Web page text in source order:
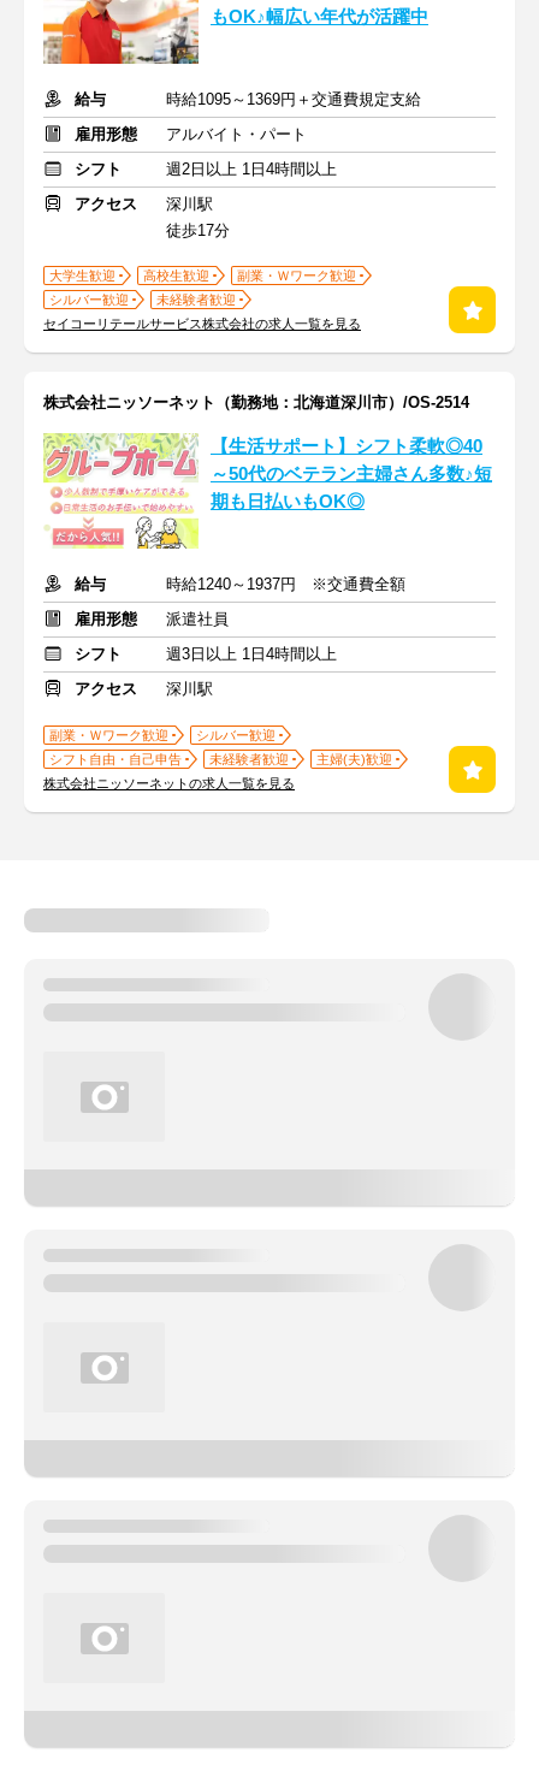
もOK♪幅広い年代が活躍中
給与
時給1095～1369円＋交通費規定支給
雇用形態
アルバイト・パート
シフト
週2日以上 1日4時間以上
アクセス
深川駅
徒歩17分
大学生歓迎 高校生歓迎
副業・Ｗワーク歓迎
シルバー歓迎
未経験者歓迎
セイコーリテールサービス株式会社の求人一覧を見る
株式会社ニッソーネット（勤務地：北海道深川市）/OS-2514
【生活サポート】シフト柔軟◎40
～50代のベテラン主婦さん多数♪短
期も日払いもOK◎
給与
時給1240～1937円 ※交通費全額
雇用形態
派遣社員
シフト
週3日以上 1日4時間以上
アクセス
深川駅
副業・Ｗワーク歓迎
シルバー歓迎
シフト自由・自己申告
未経験者歓迎
主婦(夫)歓迎
株式会社ニッソーネットの求人一覧を見る